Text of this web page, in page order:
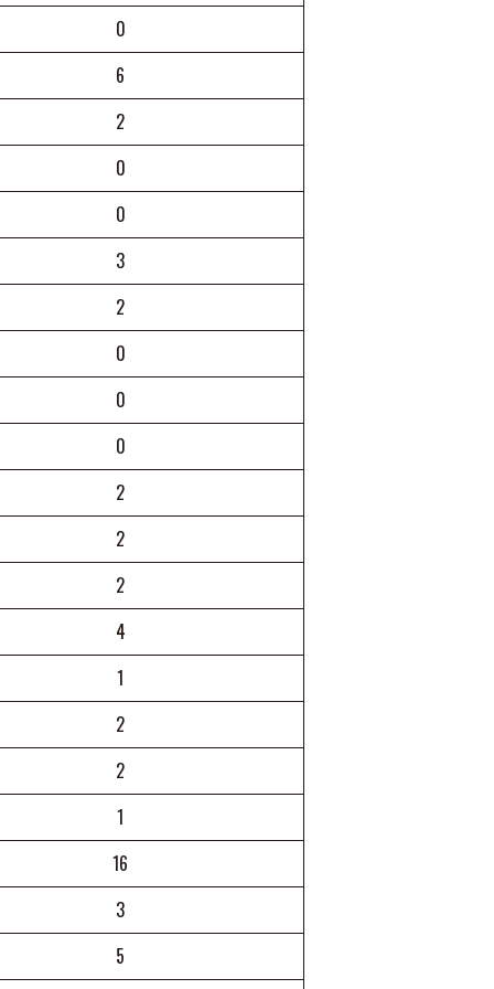
0
6
2
0
0
3
2
0
0
0
2
2
2
4
1
2
2
1
16
3
5